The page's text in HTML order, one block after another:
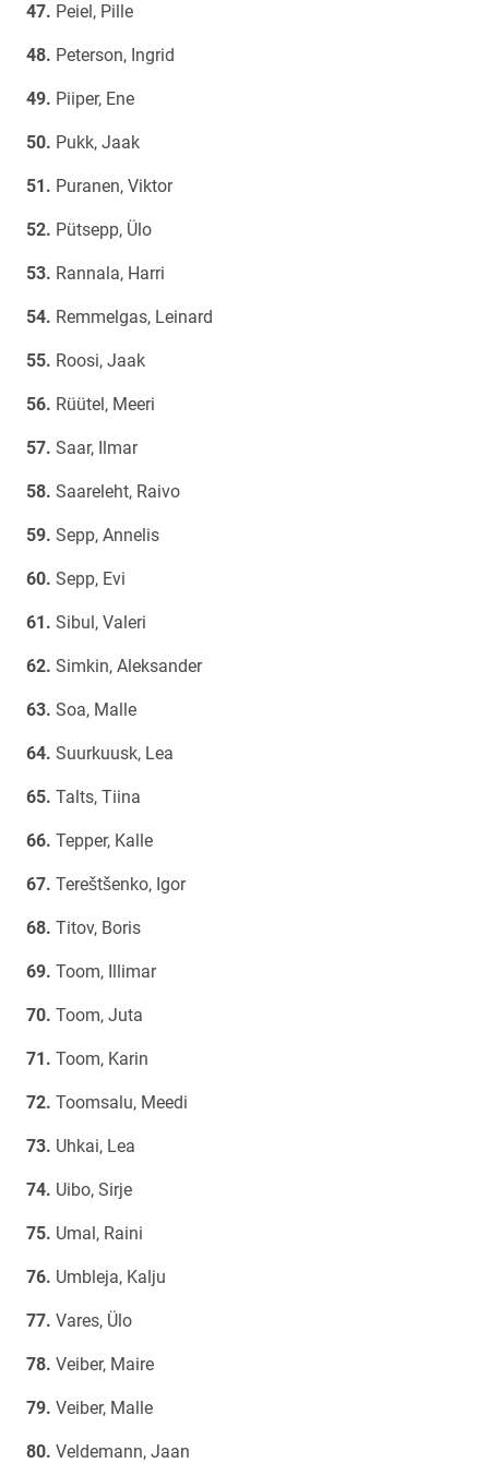
Peiel, Pille
Peterson, Ingrid
Piiper, Ene
Pukk, Jaak
Puranen, Viktor
Pütsepp, Ülo
Rannala, Harri
Remmelgas, Leinard
Roosi, Jaak
Rüütel, Meeri
Saar, Ilmar
Saareleht, Raivo
Sepp, Annelis
Sepp, Evi
Sibul, Valeri
Simkin, Aleksander
Soa, Malle
Suurkuusk, Lea
Talts, Tiina
Tepper, Kalle
Tereštšenko, Igor
Titov, Boris
Toom, Illimar
Toom, Juta
Toom, Karin
Toomsalu, Meedi
Uhkai, Lea
Uibo, Sirje
Umal, Raini
Umbleja, Kalju
Vares, Ülo
Veiber, Maire
Veiber, Malle
Veldemann, Jaan